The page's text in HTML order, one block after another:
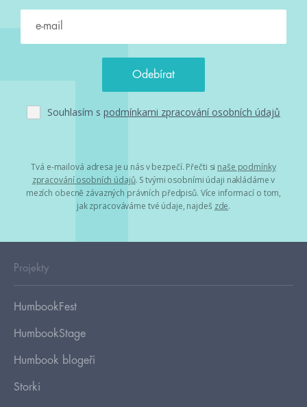
Souhlasím s podmínkami zpracování osobních údajů
Tvá e-mailová adresa je u nás v bezpečí. Přečti si naše podmínky
zpracování osobních údajů. S tvými osobními údaji nakládáme v
mezích obecně závazných právních předpisů. Více informací o tom,
jak zpracováváme tvé údaje, najdeš zde.
Projekty
HumbookFest
HumbookStage
Humbook blogeři
Storki